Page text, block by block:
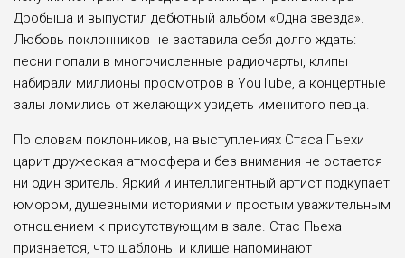
Дробыша и выпустил дебютный альбом «Одна звезда».
Любовь поклонников не заставила себя долго ждать:
песни попали в многочисленные радиочарты, клипы
набирали миллионы просмотров в YouTube, а концертные
залы ломились от желающих увидеть именитого певца.
По словам поклонников, на выступлениях Стаса Пьехи
царит дружеская атмосфера и без внимания не остается
ни один зритель. Яркий и интеллигентный артист подкупает
юмором, душевными историями и простым уважительным
отношением к присутствующим в зале. Стас Пьеха
признается, что шаблоны и клише напоминают